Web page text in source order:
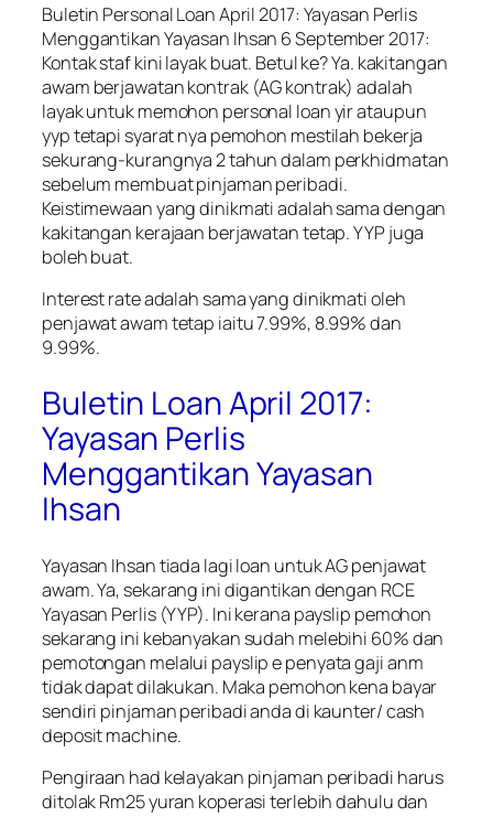
Buletin Personal Loan April 2017: Yayasan Perlis
Menggantikan Yayasan Ihsan 6 September 2017:
Kontak staf kini layak buat. Betul ke? Ya. kakitangan
awam berjawatan kontrak (AG kontrak) adalah
layak untuk memohon personal loan yir ataupun
yyp tetapi syarat nya pemohon mestilah bekerja
sekurang-kurangnya 2 tahun dalam perkhidmatan
sebelum membuat pinjaman peribadi.
Keistimewaan yang dinikmati adalah sama dengan
kakitangan kerajaan berjawatan tetap. YYP juga
boleh buat.
Interest rate adalah sama yang dinikmati oleh
penjawat awam tetap iaitu 7.99%, 8.99% dan
9.99%.
Buletin Loan April 2017:
Yayasan Perlis
Menggantikan Yayasan
Ihsan
Yayasan Ihsan tiada lagi loan untuk AG penjawat
awam. Ya, sekarang ini digantikan dengan RCE
Yayasan Perlis (YYP). Ini kerana payslip pemohon
sekarang ini kebanyakan sudah melebihi 60% dan
pemotongan melalui payslip e penyata gaji anm
tidak dapat dilakukan. Maka pemohon kena bayar
sendiri pinjaman peribadi anda di kaunter/ cash
deposit machine.
Pengiraan had kelayakan pinjaman peribadi harus
ditolak Rm25 yuran koperasi terlebih dahulu dan